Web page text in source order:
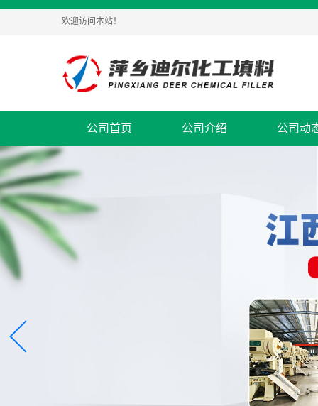
欢迎访问本站！
公司首页 公司介绍 公司动